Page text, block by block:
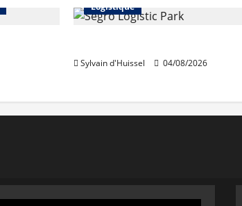
Logistique
Sylvain d'Huissel 04/08/2026